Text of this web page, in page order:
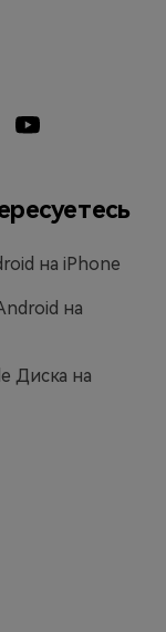
на iPhone
на
Диска на